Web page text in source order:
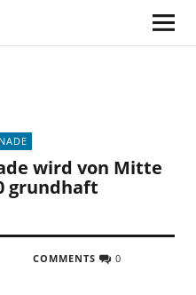
wird von Mitte
grundhaft
COMMENTS 0